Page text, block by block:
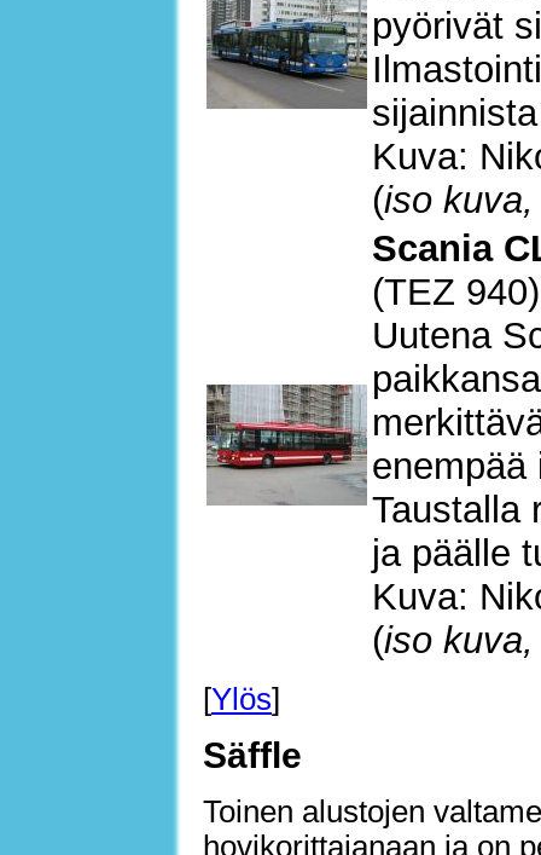
pyörivät
Kuva:
(iso
Scania
(TEZ 940)
Uutena
enempää
Taustalla
ja päälle
Kuva:
(iso
[Ylös]
Säffle
Toinen alustojen
hovikorittajanaan ja on